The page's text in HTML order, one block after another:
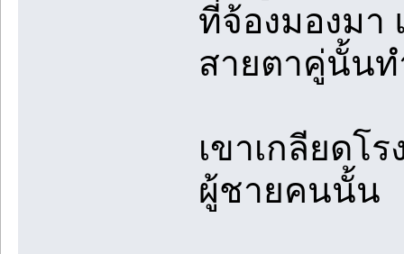
ที่จ้องมองมา
สายตาคู่นั้นท
เขาเกลียดโ
ผู้ชายคนนั้น